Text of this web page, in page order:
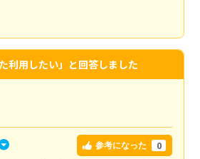
利用したい」と回答しました
参考になった 0